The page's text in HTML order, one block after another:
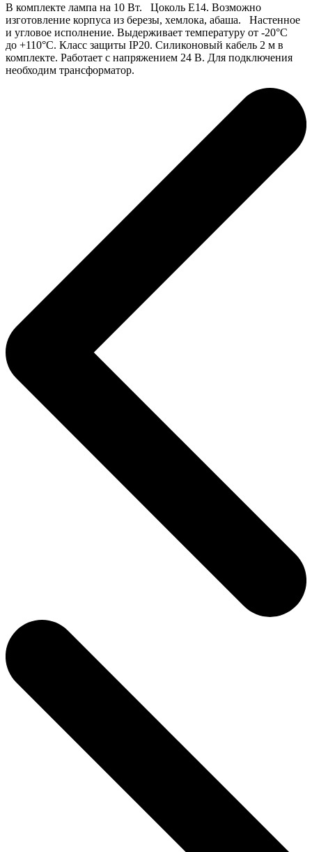
В комплекте лампа на 10 Вт. Цоколь E14. Возможно
изготовление корпуса из березы, хемлока, абаша. Настенное
и угловое исполнение. Выдерживает температуру от -20°C
до +110°С. Класс защиты IP20. Силиконовый кабель 2 м в
комплекте. Работает с напряжением 24 В. Для подключения
необходим трансформатор.